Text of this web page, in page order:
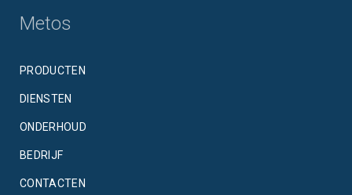
Metos
PRODUCTEN
DIENSTEN
ONDERHOUD
BEDRIJF
CONTACTEN